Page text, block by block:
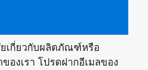
เกี่ยวกับผลิตภัณฑ์หรือ
ของเรา โปรดฝากอีเมลของ